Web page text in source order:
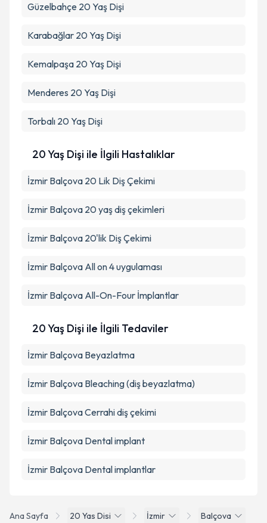
Ana Sayfa 20 Yas Disi İzmir Balçova
Güzelbahçe 20 Yaş Dişi
Karabağlar 20 Yaş Dişi
Kemalpaşa 20 Yaş Dişi
Menderes 20 Yaş Dişi
Torbalı 20 Yaş Dişi
20 Yaş Dişi ile İlgili Hastalıklar
İzmir Balçova 20 Lik Diş Çekimi
İzmir Balçova 20 yaş diş çekimleri
İzmir Balçova 20'lik Diş Çekimi
İzmir Balçova All on 4 uygulaması
İzmir Balçova All-On-Four İmplantlar
20 Yaş Dişi ile İlgili Tedaviler
İzmir Balçova Beyazlatma
İzmir Balçova Bleaching (diş beyazlatma)
İzmir Balçova Cerrahi diş çekimi
İzmir Balçova Dental implant
İzmir Balçova Dental implantlar